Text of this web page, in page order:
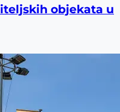
objekata u